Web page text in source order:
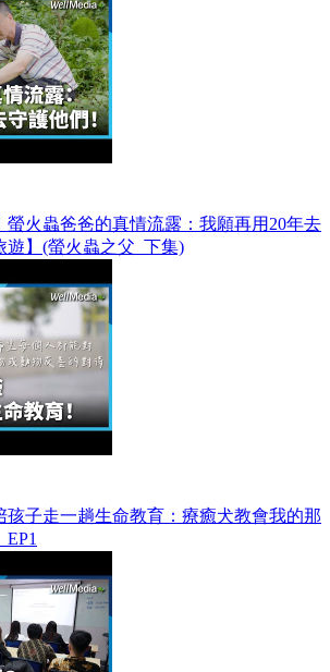
螢火蟲爸爸的真情流露：我願再用20年去
遊】(螢火蟲之父_下集)
孩子走一趟生命教育：療癒犬教會我的那
EP1